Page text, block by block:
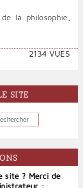
la philosophie
2134 VUES
SITE
site ? Merci de
: